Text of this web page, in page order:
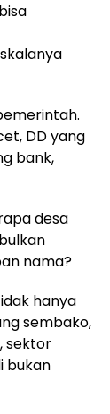
DD yang
bank,
desa
nama?
hanya
sembako,
sektor
bukan